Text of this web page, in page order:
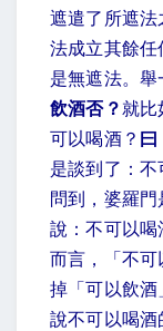
遮遣了所遮法
法成立其餘任
是無遮法。舉
飲酒否？ 就比
可以喝酒？ 曰
是談到了：
問到，婆羅
說：不可以喝
而言，「不可
掉「可以飲
說不可以喝酒